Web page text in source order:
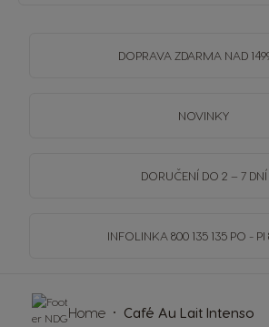
DOPRAVA ZDARMA NAD
NOVINKY
DORUČENÍ DO 2 – 7 DNÍ
INFOLINKA 800 135 135 PO - PI
Home Café Au Lait Intenso